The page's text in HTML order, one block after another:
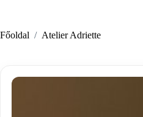
Főoldal / Atelier Adriette